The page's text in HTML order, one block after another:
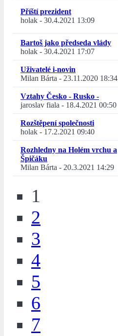
Příští prezident
holak - 30.4.2021 13:09
Bartoš jako předseda vlády
holak - 30.4.2021 17:07
Uživatelé i-novin
Milan Bárta - 23.11.2020 18:34
Vztahy Česko - Rusko -
jaroslav fiala - 18.4.2021 00:50
Rozštěpení společnosti
holak - 17.2.2021 09:40
Rozhledny na Holém vrchu a
Špičáku
Milan Bárta - 20.3.2021 14:29
1
2
3
4
5
6
7